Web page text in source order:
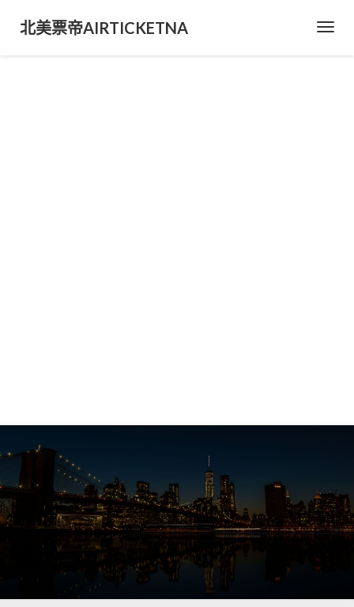
北美票帝AIRTICKETNA